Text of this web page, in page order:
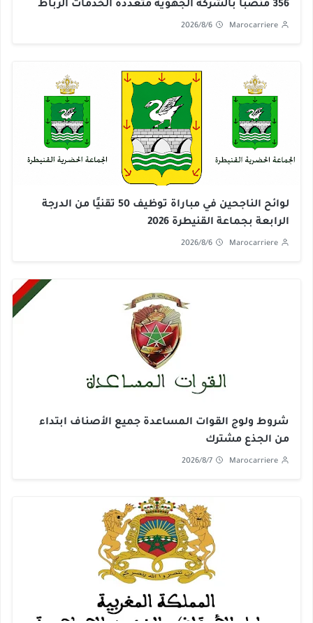
356 منصبًا بالشركة الجهوية متعددة الخدمات الرباط
سلا القنيطرة 2026
Marocarriere
2026/8/6
لوائح الناجحين في مباراة توظيف 50 تقنيًا من الدرجة
الرابعة بجماعة القنيطرة 2026
Marocarriere
2026/8/6
شروط ولوج القوات المساعدة جميع الأصناف ابتداء
من الجذع مشترك
Marocarriere
2026/8/7